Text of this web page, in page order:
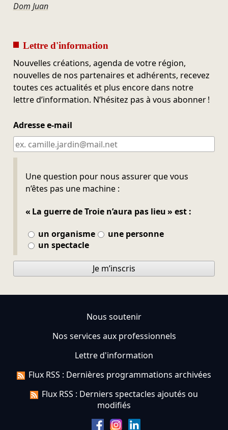
Dom Juan
Lettre d'information
Nouvelles créations, agenda de votre région,
nouvelles de nos partenaires et adhérents, recevez
toutes ces actualités et plus encore dans notre
lettre d’information. N’hésitez pas à vous abonner !
Adresse e-mail
Une question pour nous assurer que vous
n’êtes pas une machine :
« La guerre de Troie n’aura pas lieu » est :
un organisme
une personne
un spectacle
Ne pas remplir
Je m’inscris
Nous soutenir
Nos services aux professionnels
Lettre d'information
Flux RSS : Dernières programmations archivées
Flux RSS : Derniers spectacles ajoutés ou
modifiés